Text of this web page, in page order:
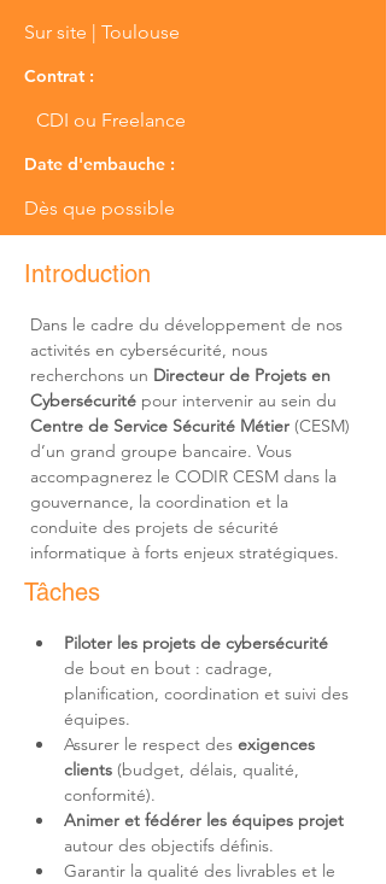
Sur site | Toulouse
Contrat :
CDI ou Freelance
Date d'embauche :
Dès que possible
Introduction
Dans le cadre du développement de nos
activités en cybersécurité, nous
recherchons un Directeur de Projets en
Cybersécurité pour intervenir au sein du
Centre de Service Sécurité Métier (CESM)
d’un grand groupe bancaire. Vous
accompagnerez le CODIR CESM dans la
gouvernance, la coordination et la
conduite des projets de sécurité
informatique à forts enjeux stratégiques.
Tâches
Piloter les projets de cybersécurité
de bout en bout : cadrage,
planification, coordination et suivi des
équipes.
Assurer le respect des exigences
clients (budget, délais, qualité,
conformité).
Animer et fédérer les équipes projet
autour des objectifs définis.
Garantir la qualité des livrables et le